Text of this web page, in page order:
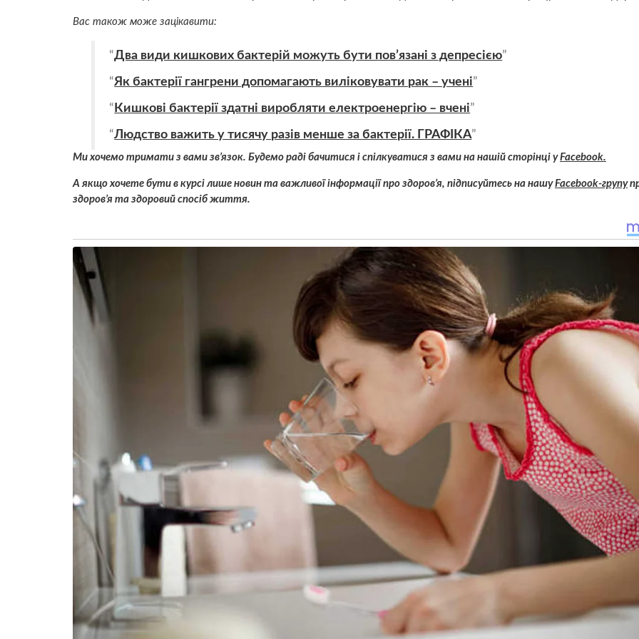
Вас також може зацікавити:
Два види кишкових бактерій можуть бути пов’язані з депресією
Як бактерії гангрени допомагають виліковувати рак – учені
Кишкові бактерії здатні виробляти електроенергію – вчені
Людство важить у тисячу разів менше за бактерії. ГРАФІКА
Ми хочемо тримати з вами зв’язок. Будемо раді бачитися і спілкуватися з вами на нашій сторінці уFacebook.
А якщо хочете бути в курсі лише новин та важливої інформації про здоров’я, підписуйтесь на нашуFacebook-групу
здоров’я та здоровий спосіб життя.